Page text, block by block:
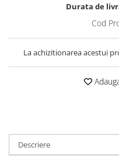
Durata de
Cod
La achizitionarea acestui
Descriere